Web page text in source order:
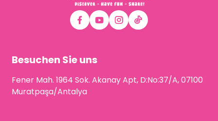
Besuchen Sie uns
Fener Mah. 1964 Sok. Akanay Apt, D:No:37/A, 07100
Muratpaşa/Antalya